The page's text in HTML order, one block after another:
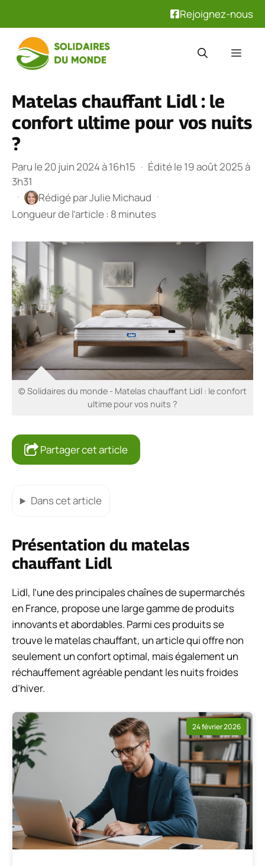
Rejoignez-nous
contenu
Matelas chauffant Lidl : le
confort ultime pour vos nuits
?
Paru le 20 juin 2024 à 16h15 · Édité le 19 août 2025 à
3h31
·
Rédigé parJulie Michaud ·
Longueur de l’article : 8 minutes
© Solidaires du monde - Matelas chauffant Lidl : le confort
ultime pour vos nuits ?
Partager cet article
Dans cet article
Présentation du matelas
chauffant Lidl
Lidl, l’une des principales chaînes de supermarchés
en France, propose une large gamme de produits
innovants et abordables. Parmi ces produits se
trouve le matelas chauffant, un article qui offre non
seulement un confort optimal, mais également un
réchauffement agréable pendant les nuits froides
d’hiver.
24 février 2026